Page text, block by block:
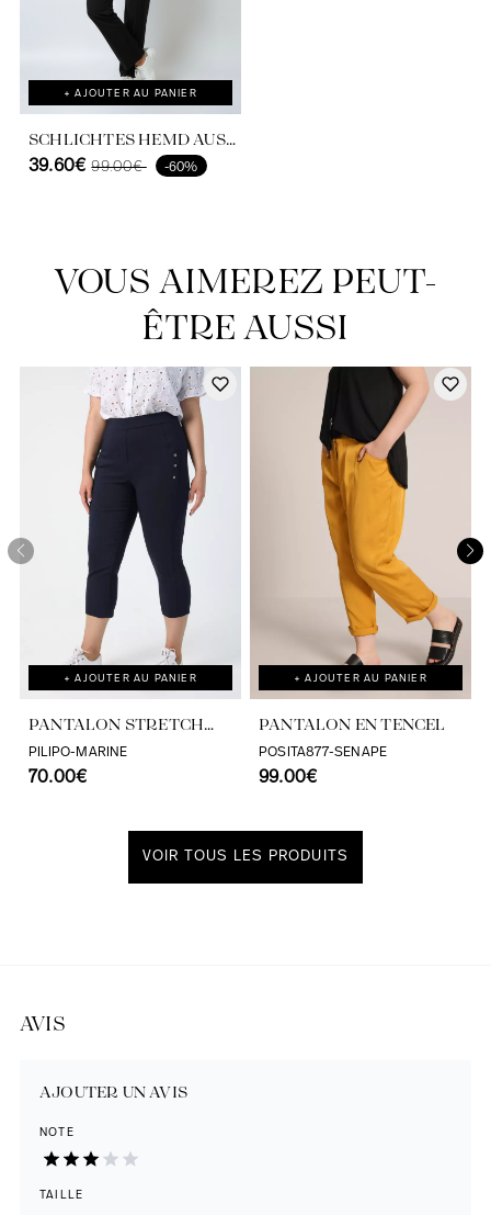
Découvrir notre univers
+ AJOUTER AU PANIER
SCHLICHTES HEMD AUS
ULTRA-FLIESSENDEM V
39.60€ 99.00€ -60%
VOUS AIMEREZ PEUT-
ÊTRE AUSSI
+ AJOUTER AU PANIER
PANTALON STRETCH
7/8ÈME
PILIPO-MARINE
70.00€
+ AJOUTER AU PANIER
PANTALON EN TENCEL
POSITA877-SENAPE
99.00€
VOIR TOUS LES PRODUITS
AVIS
AJOUTER UN AVIS
NOTE
TAILLE